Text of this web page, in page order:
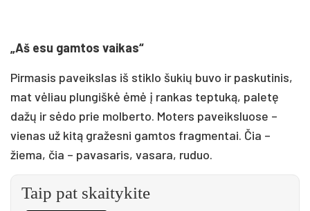
„Aš esu gamtos vaikas“
Pirmasis paveikslas iš stiklo šukių buvo ir paskutinis,
mat vėliau plungiškė ėmė į rankas teptuką, paletę
dažų ir sėdo prie molberto. Moters paveiksluose –
vienas už kitą gražesni gamtos fragmentai. Čia –
žiema, čia – pavasaris, vasara, ruduo.
Taip pat skaitykite